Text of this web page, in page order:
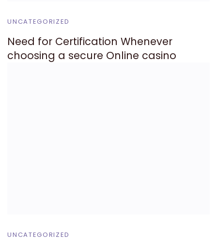
UNCATEGORIZED
Need for Certification Whenever
choosing a secure Online casino
UNCATEGORIZED